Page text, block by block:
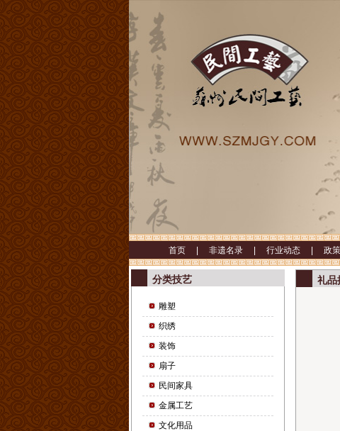
首页 | 非遗名录 | 行业动态 | 政
分类技艺
雕塑
织绣
装饰
扇子
民间家具
金属工艺
文化用品
礼品